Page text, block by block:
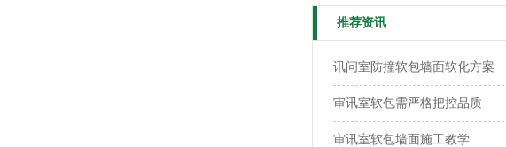
推荐资讯
讯问室防撞软包墙面软化方案
审讯室软包需严格把控品质
审讯室软包墙面施工教学